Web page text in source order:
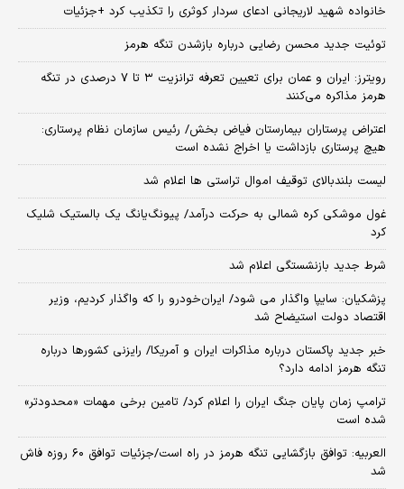
خانواده شهید لاریجانی ادعای سردار کوثری را تکذیب کرد +جزئیات
توئیت جدید محسن رضایی درباره بازشدن تنگه هرمز
رویترز: ایران و عمان برای تعیین تعرفه ترانزیت ۳ تا ۷ درصدی در تنگه
هرمز مذاکره می‌کنند
اعتراض پرستاران بیمارستان فیاض بخش/ رئیس سازمان نظام پرستاری:
هیچ پرستاری بازداشت یا اخراج نشده است
لیست بلندبالای توقیف اموال تراستی ها اعلام شد
غول موشکی کره شمالی به حرکت درآمد/ پیونگ‌یانگ یک بالستیک شلیک
کرد
شرط جدید بازنشستگی اعلام شد
پزشکیان: سایپا واگذار می شود/ ایران‌خودرو را که واگذار کردیم، وزیر
اقتصاد دولت استیضاح شد
خبر جدید پاکستان درباره مذاکرات ایران و آمریکا/ رایزنی کشورها درباره
تنگه هرمز ادامه دارد؟
ترامپ زمان پایان جنگ ایران را اعلام کرد/ تامین برخی مهمات «محدودتر»
شده است
العربیه: توافق بازگشایی تنگه هرمز در راه است/جزئیات توافق ۶۰ روزه فاش
شد